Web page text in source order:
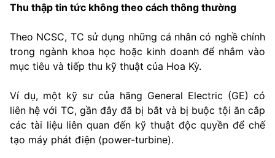
Thu thập tin tức không theo cách thông thường
Theo NCSC, TC sử dụng những cá nhân có nghề chính
trong ngành khoa học hoặc kinh doanh để nhắm vào
mục tiêu và tiếp thu kỹ thuật của Hoa Kỳ.
Ví dụ, một kỹ sư của hãng General Electric (GE) có
liên hệ với TC, gần đây đã bị bắt và bị buộc tội ăn cắp
các tài liệu liên quan đến kỹ thuật độc quyền để chế
tạo máy phát điện (power-turbine).